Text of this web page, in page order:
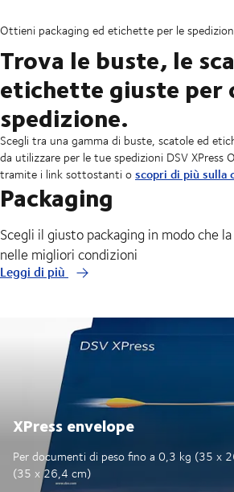
Ottieni packaging ed etichette per le
Trova le buste, le
etichette giuste per
spedizione.
Scegli tra una gamma di buste, scatole ed
da utilizzare per le tue spedizioni DSV XPress
tramite i link sottostanti oscopri di più sulla
Packaging
Scegli il giusto packaging in modo che
nelle migliori condizioni
Leggi di più
XPress envelope
Per documenti di peso fino a 0,3 kg (35 x
(35 x 26,4 cm)